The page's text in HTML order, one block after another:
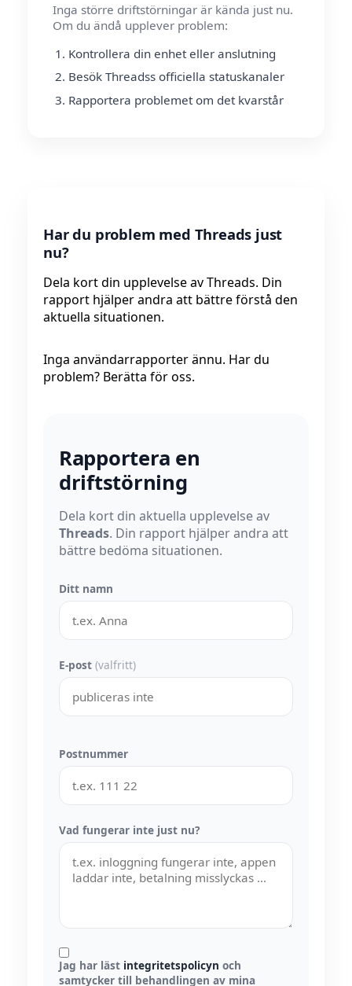
Inga större driftstörningar är kända just nu.
Om du ändå upplever problem:
Kontrollera din enhet eller anslutning
Besök Threadss officiella statuskanaler
Rapportera problemet om det kvarstår
Har du problem med Threads just
nu?
Dela kort din upplevelse av Threads. Din
rapport hjälper andra att bättre förstå den
aktuella situationen.
Inga användarrapporter ännu. Har du
problem? Berätta för oss.
Rapportera en
driftstörning
Dela kort din aktuella upplevelse av
Threads. Din rapport hjälper andra att
bättre bedöma situationen.
Ditt namn
E-post (valfritt)
Postnummer
Vad fungerar inte just nu?
Jag har läst integritetspolicyn och
samtycker till behandlingen av mina